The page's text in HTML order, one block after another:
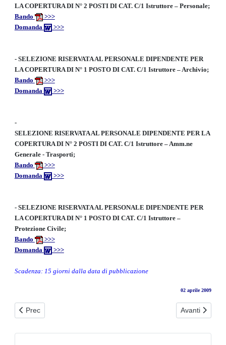
LA COPERTURA DI N° 2 POSTI DI CAT. C/1 Istruttore – Personale;
Bando
>>>
Domanda
>>>
- SELEZIONE RISERVATA AL PERSONALE DIPENDENTE PER
LA COPERTURA DI N° 1 POSTO DI CAT. C/1 Istruttore – Archivio;
Bando
>>>
Domanda
>>>
-
SELEZIONE RISERVATA AL PERSONALE DIPENDENTE PER LA
COPERTURA DI N° 2 POSTI DI CAT. C/1 Istruttore – Amm.ne
Generale - Trasporti;
Bando
>>>
Domanda
>>>
- SELEZIONE RISERVATA AL PERSONALE DIPENDENTE PER
LA COPERTURA DI N° 1 POSTO DI CAT. C/1 Istruttore –
Protezione Civile;
Bando
>>>
Domanda
>>>
Scadenza: 15 giorni dalla data di pubblicazione
02 aprile 2009
Articolo precedente: Avviso per la formazione di elenchi di
Prec Articolo
Avanti